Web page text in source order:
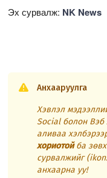
Эх сурвалж: NK News
Анхааруулга
Хэвлэл
Social болон Вэб
аливаа
хориотойба
сурвалжийг
анхаарна уу!